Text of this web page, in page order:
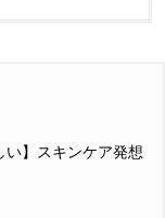
い】スキンケア発想